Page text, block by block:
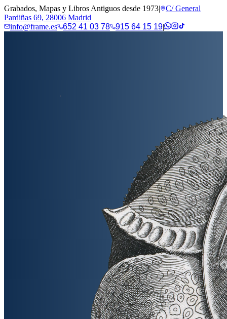
Grabados, Mapas y Libros Antiguos desde 1973|
C/ General
Pardiñas 69, 28006 Madrid
info@frame.es
652 41 03 78 915 64 15 19|